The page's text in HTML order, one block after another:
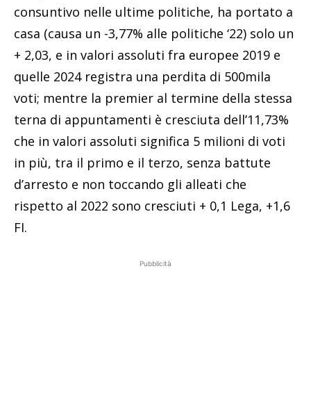
consuntivo nelle ultime politiche, ha portato a
casa (causa un -3,77% alle politiche ‘22) solo un
+ 2,03, e in valori assoluti fra europee 2019 e
quelle 2024 registra una perdita di 500mila
voti; mentre la premier al termine della stessa
terna di appuntamenti è cresciuta dell’11,73%
che in valori assoluti significa 5 milioni di voti
in più, tra il primo e il terzo, senza battute
d’arresto e non toccando gli alleati che
rispetto al 2022 sono cresciuti + 0,1 Lega, +1,6
FI.
Pubblicità